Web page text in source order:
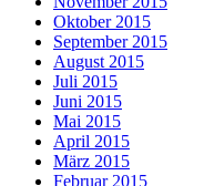
Oktober 2015
September 2015
August 2015
Juli 2015
Juni 2015
Mai 2015
April 2015
März 2015
Februar 2015